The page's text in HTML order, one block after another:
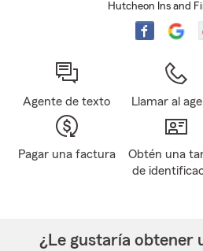
Hutcheon Ins and
Agente de texto Llamar al
Pagar una factura
Obtén una
de
¿Le gustaría obtener